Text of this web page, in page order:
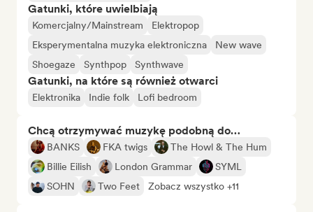
Gatunki, które uwielbiają
Komercjalny/Mainstream
Elektropop
Eksperymentalna muzyka elektroniczna
New wave
Shoegaze
Synthpop Synthwave
Gatunki, na które są również otwarci
Elektronika Indie folk Lofi bedroom
Chcą otrzymywać muzykę podobną do…
BANKS FKA twigs
The Howl & The Hum
Billie Eilish
London Grammar
SYML
SOHN
Two Feet Zobacz wszystko +11